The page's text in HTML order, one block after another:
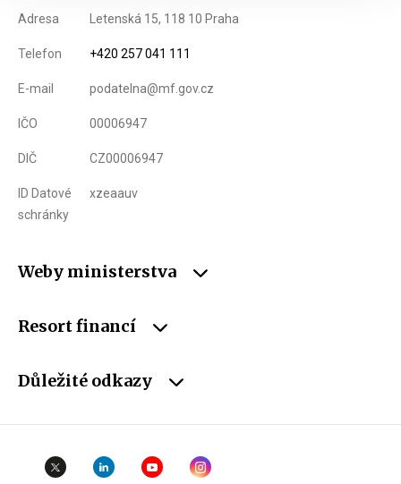
Adresa Letenská 15, 118 10 Praha
Telefon +420 257 041 111
E-mail podatelna@mf.gov.cz
IČO 00006947
DIČ CZ00006947
ID Datové
schránky
xzeaauv
Weby ministerstva
Resort financí
Důležité odkazy